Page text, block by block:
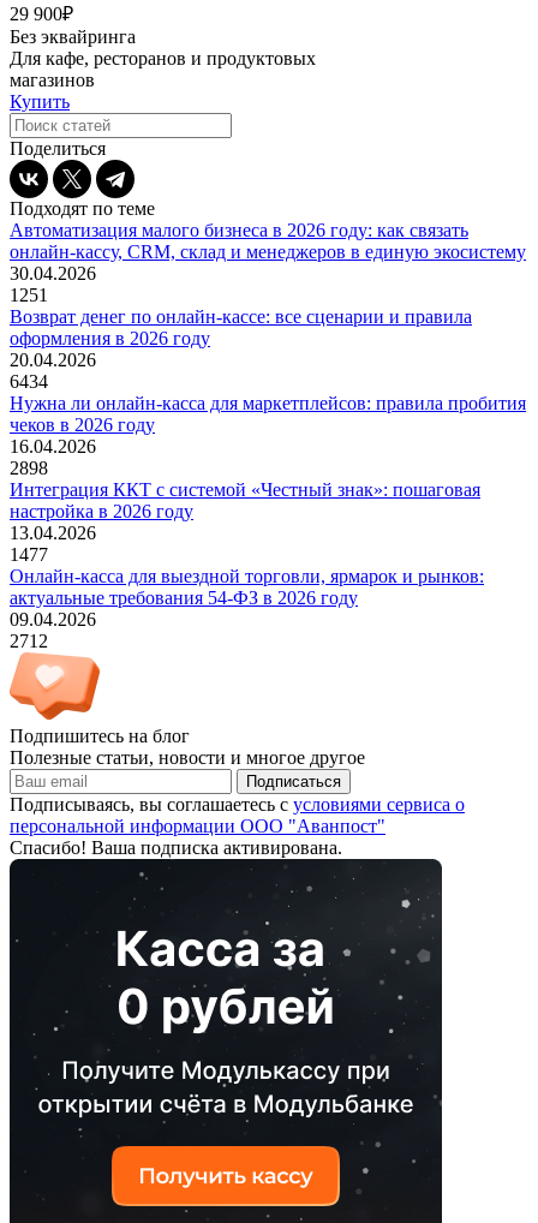
29 900₽
Без эквайринга
Для кафе, ресторанов и продуктовых
магазинов
Купить
Поделиться
Подходят по теме
Автоматизация малого бизнеса в 2026 году: как связать
онлайн-кассу, CRM, склад и менеджеров в единую экосистему
30.04.2026
1251
Возврат денег по онлайн-кассе: все сценарии и правила
оформления в 2026 году
20.04.2026
6434
Нужна ли онлайн-касса для маркетплейсов: правила пробития
чеков в 2026 году
16.04.2026
2898
Интеграция ККТ с системой «Честный знак»: пошаговая
настройка в 2026 году
13.04.2026
1477
Онлайн-касса для выездной торговли, ярмарок и рынков:
актуальные требования 54-ФЗ в 2026 году
09.04.2026
2712
Подпишитесь на блог
Полезные статьи, новости и многое другое
Подписаться
Подписываясь, вы соглашаетесь с условиями сервиса о
персональной информации ООО "Аванпост"
Спасибо! Ваша подписка активирована.